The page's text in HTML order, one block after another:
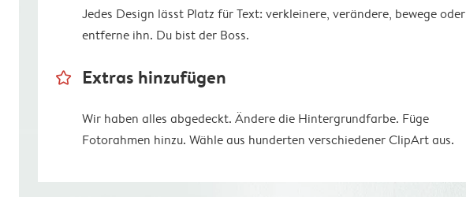
Jedes Design lässt Platz für Text: verkleinere, verändere, bewege oder
entferne ihn. Du bist der Boss.
star_outline Extras hinzufügen
Wir haben alles abgedeckt. Ändere die Hintergrundfarbe. Füge
Fotorahmen hinzu. Wähle aus hunderten verschiedener ClipArt aus.